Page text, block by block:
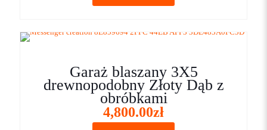
Garaż blaszany 3X5
drewnopodobny Złoty Dąb z
obróbkami
4,800.00zł